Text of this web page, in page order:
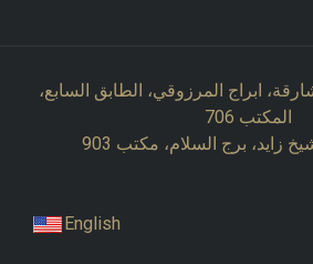
ابراج المرزوقي، الطابق السابع،
المكتب 706
زايد، برج السلام، مكتب 903
English